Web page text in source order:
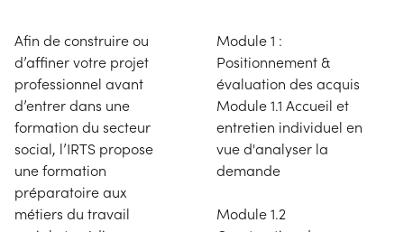
Afin de construire ou
d’affiner votre projet
professionnel avant
d’entrer dans une
formation du secteur
social, l’IRTS propose
une formation
préparatoire aux
métiers du travail
Module 1 :
Positionnement &
évaluation des acquis
Module 1.1 Accueil et
entretien individuel en
vue d'analyser la
demande
Module 1.2